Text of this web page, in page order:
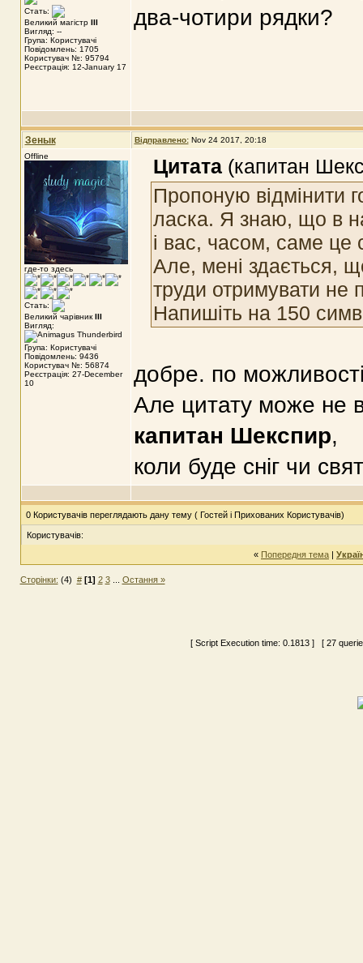
Стать:
Великий магістр III
Вигляд: --
Група: Користувачі
Повідомлень: 1705
Користувач №: 95794
Реєстрація: 12-January 17
два-чотири рядки?
Зенык Відправлено: Nov 24 2017, 20:18
Offline
где-то здесь
Стать:
Великий чарівник III
Вигляд:
Група: Користувачі
Повідомлень: 9436
Користувач №: 56874
Реєстрація: 27-December
10
Цитата(капитан
Пропоную відмінити
ласка. Я знаю, що в
і вас, часом, саме це
Але, мені здається,
труди отримувати не
Напишіть на 150
добре. по
Але цитату може не
капитан Шекспир,
коли буде сніг чи
0 Користувачів переглядають дану тему ( Гостей і Прихованих Користувачів)
Користувачів:
« Попередня тема |
Сторінки: (4) # [1] 2 3... Остання »
[ Script Execution time: 0.1813 ] [ 27